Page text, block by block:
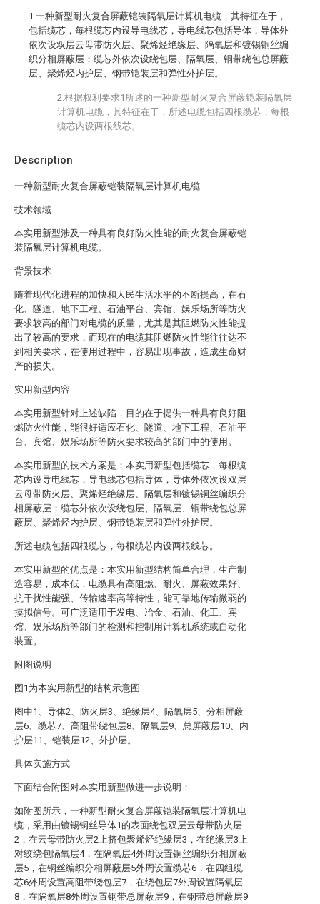
Description
一种新型耐火复合屏蔽铠装隔氧层计算机电缆
技术领域
本实用新型涉及一种具有良好防火性能的耐火复合屏蔽铠
装隔氧层计算机电缆。
背景技术
随着现代化进程的加快和人民生活水平的不断提高，在石
化、隧道、地下工程、石油平台、宾馆、娱乐场所等防火
要求较高的部门对电缆的质量，尤其是其阻燃防火性能提
出了较高的要求，而现在的电缆其阻燃防火性能往往达不
到相关要求，在使用过程中，容易出现事故，造成生命财
产的损失。
实用新型内容
本实用新型针对上述缺陷，目的在于提供一种具有良好阻
燃防火性能，能很好适应石化、隧道、地下工程、石油平
台、宾馆、娱乐场所等防火要求较高的部门中的使用。
本实用新型的技术方案是：本实用新型包括缆芯，每根缆
芯内设导电线芯，导电线芯包括导体，导体外依次设双层
云母带防火层、聚烯烃绝缘层、隔氧层和镀锡铜丝编织分
相屏蔽层；缆芯外依次设绕包层、隔氧层、铜带绕包总屏
蔽层、聚烯烃内护层、钢带铠装层和弹性外护层。
所述电缆包括四根缆芯，每根缆芯内设两根线芯。
本实用新型的优点是：本实用新型结构简单合理，生产制
造容易，成本低，电缆具有高阻燃、耐火、屏蔽效果好、
抗干扰性能强、传输速率高等特性，能可靠地传输微弱的
摸拟信号。可广泛适用于发电、冶金、石油、化工、宾
馆、娱乐场所等部门的检测和控制用计算机系统或自动化
装置。
附图说明
图1为本实用新型的结构示意图
图中1、导体2、防火层3、绝缘层4、隔氧层5、分相屏蔽
层6、缆芯7、高阻带绕包层8、隔氧层9、总屏蔽层10、内
护层11、铠装层12、外护层。
具体实施方式
下面结合附图对本实用新型做进一步说明：
如附图所示，一种新型耐火复合屏蔽铠装隔氧层计算机电
缆，采用由镀锡铜丝导体1的表面绕包双层云母带防火层
2，在云母带防火层2上挤包聚烯烃绝缘层3，在绝缘层3上
对绞绕包隔氧层4，在隔氧层4外周设置铜丝编织分相屏蔽
层5，在铜丝编织分相屏蔽层5外周设置缆芯6，在四组缆
芯6外周设置高阻带绕包层7，在绕包层7外周设置隔氧层
8，在隔氧层8外周设置钢带总屏蔽层9，在钢带总屏蔽层9
1.一种新型耐火复合屏蔽铠装隔氧层计算机电缆，其特征在于，
包括缆芯，每根缆芯内设导电线芯，导电线芯包括导体，导体外
依次设双层云母带防火层、聚烯烃绝缘层、隔氧层和镀锡铜丝编
织分相屏蔽层；缆芯外依次设绕包层、隔氧层、铜带绕包总屏蔽
层、聚烯烃内护层、钢带铠装层和弹性外护层。
2.根据权利要求1所述的一种新型耐火复合屏蔽铠装隔氧层
计算机电缆，其特征在于，所述电缆包括四根缆芯，每根
缆芯内设两根线芯。